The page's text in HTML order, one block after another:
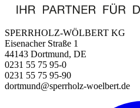
SPERRHOLZ-WÖLBERT KG
Eisenacher Straße 1
44143 Dortmund, DE
0231 55 75 95-0
0231 55 75 95-90
dortmund@sperrholz-woelbert.de